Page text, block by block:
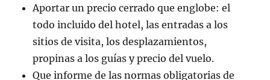
Aportar un precio cerrado que englobe: el
todo incluido del hotel, las entradas a los
sitios de visita, los desplazamientos,
propinas a los guías y precio del vuelo.
Que informe de las normas obligatorias de